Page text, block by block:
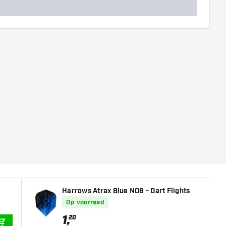
Harrows Atrax Blue NO6 - Dart Flights
Op voorraad
1,20